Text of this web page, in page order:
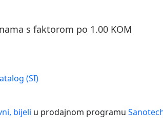
s faktorom po 1.00 KOM
(SI)
bijeli u prodajnom programu